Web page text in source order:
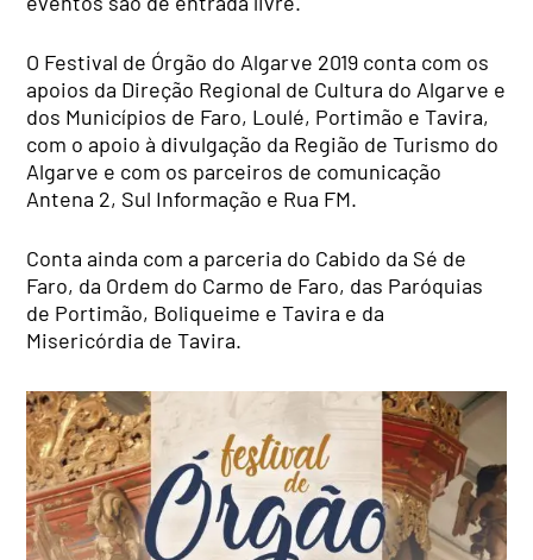
O Festival de Órgão do Algarve 2019 conta com os
apoios da Direção Regional de Cultura do Algarve e
dos Municípios de Faro, Loulé, Portimão e Tavira,
com o apoio à divulgação da Região de Turismo do
Algarve e com os parceiros de comunicação
Antena 2, Sul Informação e Rua FM.
Conta ainda com a parceria do Cabido da Sé de
Faro, da Ordem do Carmo de Faro, das Paróquias
de Portimão, Boliqueime e Tavira e da
Misericórdia de Tavira.